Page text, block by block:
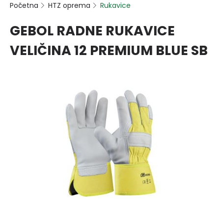
Početna HTZ oprema Rukavice
GEBOL RADNE RUKAVICE
VELIČINA 12 PREMIUM BLUE SB